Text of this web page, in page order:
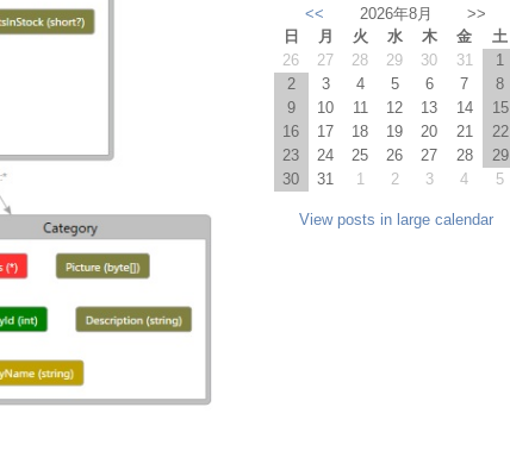
<< 2026年8月
>>
日
月 火 水 木 金
土
26
27 28 29 30 31
1
2
3 4 5 6 7
8
9
10 11 12 13 14
15
16
17 18 19 20 21
22
23
24 25 26 27 28
29
30
31 1 2 3 4 5
View posts in large calendar